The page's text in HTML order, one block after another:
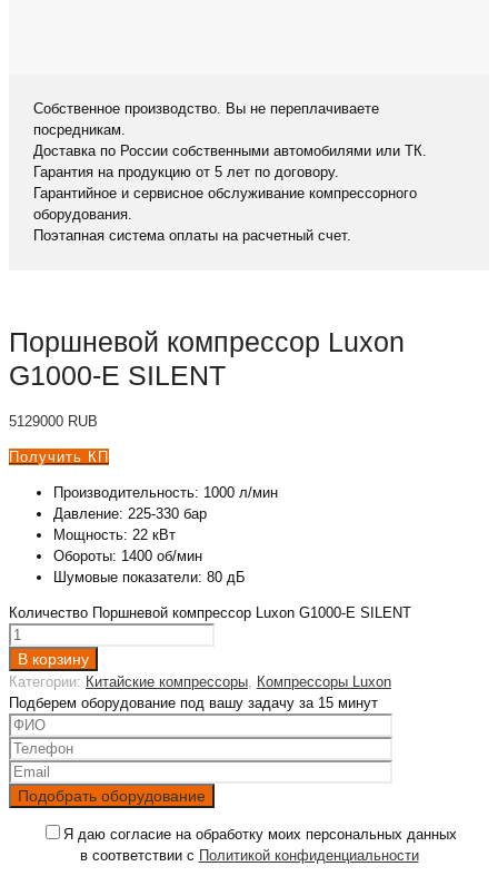
Собственное производство. Вы не переплачиваете
посредникам.
Доставка по России собственными автомобилями или ТК.
Гарантия на продукцию от 5 лет по договору.
Гарантийное и сервисное обслуживание компрессорного
оборудования.
Поэтапная система оплаты на расчетный счет.
Поршневой компрессор Luxon
G1000-E SILENT
5129000 RUB
Получить КП
Производительность: 1000 л/мин
Давление: 225-330 бар
Мощность: 22 кВт
Обороты: 1400 об/мин
Шумовые показатели: 80 дБ
Количество Поршневой компрессор Luxon G1000-E SILENT
В корзину
Категории: Китайские компрессоры Компрессоры Luxon
Подберем оборудование под вашу задачу за 15 минут
Я даю согласие на обработку моих персональных данных
в соответствии с Политикой конфиденциальности